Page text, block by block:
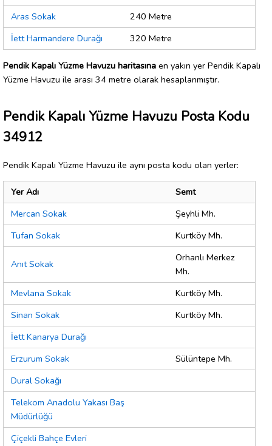
Aras Sokak
240 Metre
İett Harmandere Durağı
320 Metre
Pendik Kapalı Yüzme Havuzu haritasına en yakın yer Pendik Kapalı
Yüzme Havuzu ile arası 34 metre olarak hesaplanmıştır.
Pendik Kapalı Yüzme Havuzu Posta Kodu
34912
Pendik Kapalı Yüzme Havuzu ile aynı posta kodu olan yerler:
Yer Adı
Semt
Mercan Sokak
Şeyhli Mh.
Tufan Sokak
Kurtköy Mh.
Anıt Sokak
Orhanlı Merkez
Mh.
Mevlana Sokak
Kurtköy Mh.
Sinan Sokak
Kurtköy Mh.
İett Kanarya Durağı
Erzurum Sokak
Sülüntepe Mh.
Dural Sokağı
Telekom Anadolu Yakası Baş
Müdürlüğü
Çiçekli Bahçe Evleri